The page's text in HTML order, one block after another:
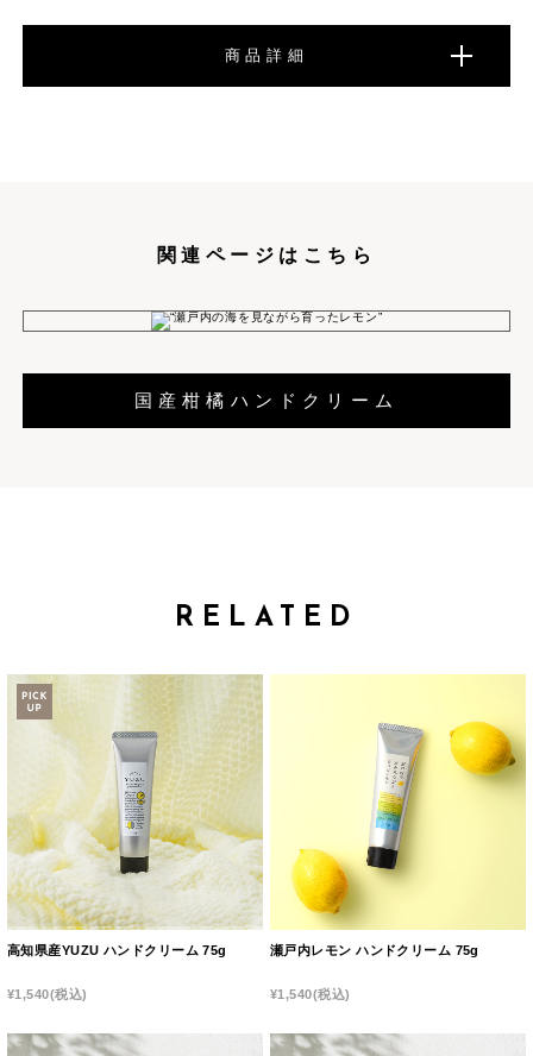
商品詳細
関連ページはこちら
国産柑橘ハンドクリーム
RELATED
高知県産YUZU ハンドクリーム 75g
¥1,540(税込)
瀬戸内レモン ハンドクリーム 75g
¥1,540(税込)